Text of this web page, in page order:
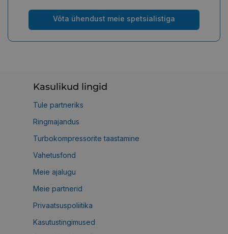
Võta ühendust meie spetsialistiga
Kasulikud lingid
Tule partneriks
Ringmajandus
Turbokompressorite taastamine
Vahetusfond
Meie ajalugu
Meie partnerid
Privaatsuspoliitika
Kasutustingimused